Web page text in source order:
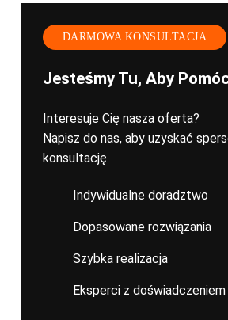
DARMOWA KONSULTACJA
Jesteśmy Tu, Aby
Interesuje Cię nasza oferta?
Napisz do nas, aby uzyskać
konsultację.
Indywidualne doradztwo
Dopasowane rozwiązania
Szybka realizacja
Eksperci z doświadczeniem